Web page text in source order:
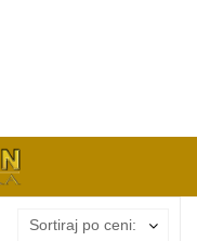
Sortiraj po ceni: